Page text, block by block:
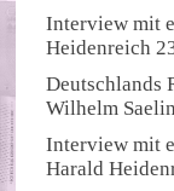
Interview mit
Heidenreich
Deutschlands
Wilhelm
Interview mit
Harald